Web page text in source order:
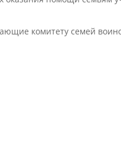
комитету семей